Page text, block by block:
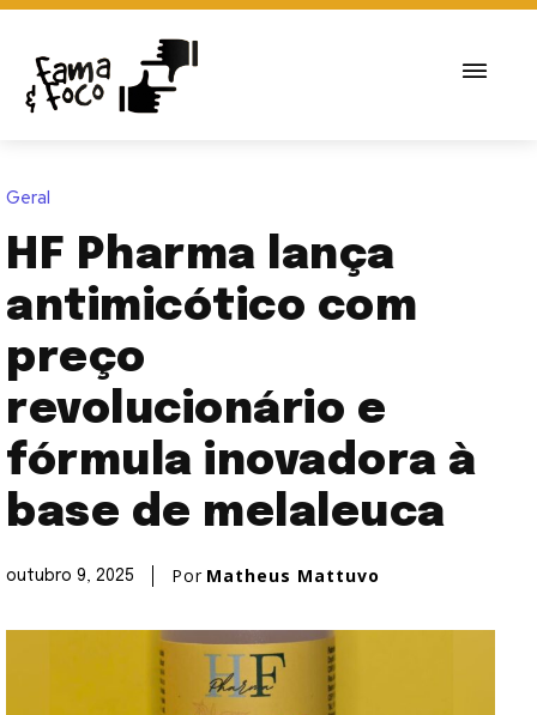
Geral
HF Pharma lança
antimicótico com
preço
revolucionário e
fórmula inovadora à
base de melaleuca
outubro 9, 2025 Por Matheus Mattuvo